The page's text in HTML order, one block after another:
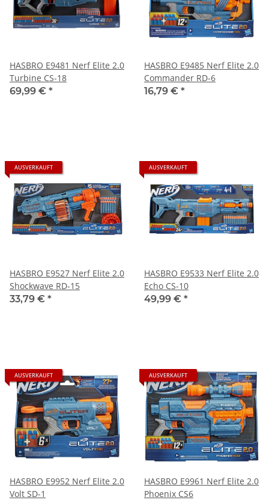
HASBRO E9481 Nerf Elite 2.0
Turbine CS-18
69,99 € *
HASBRO E9485 Nerf Elite 2.0
Commander RD-6
16,79 € *
AUSVERKAUFT
HASBRO E9527 Nerf Elite 2.0
Shockwave RD-15
33,79 € *
AUSVERKAUFT
HASBRO E9533 Nerf Elite 2.0
Echo CS-10
49,99 € *
AUSVERKAUFT
HASBRO E9952 Nerf Elite 2.0
Volt SD-1
AUSVERKAUFT
HASBRO E9961 Nerf Elite 2.0
Phoenix CS6